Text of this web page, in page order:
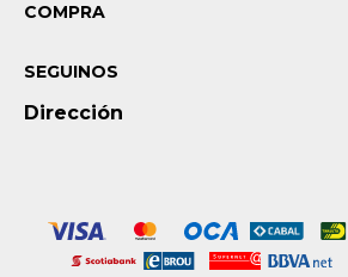
COMPRA
Dirección
SEGUINOS